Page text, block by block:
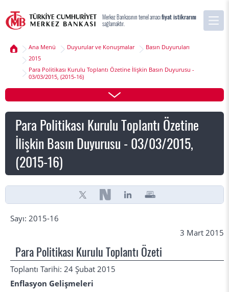
Merkez Bankasının temel amacıfiyat istikrarını
sağlamaktır.
Ana Menü Duyurular ve Konuşmalar
Basın Duyuruları
2015
Para Politikası Kurulu Toplantı Özetine İlişkin Basın Duyurusu -
03/03/2015, (2015-16)
Para Politikası Kurulu Toplantı Özetine
İlişkin Basın Duyurusu - 03/03/2015,
(2015-16)
Sayı: 2015-16
3 Mart 2015
Para Politikası Kurulu Toplantı Özeti
Toplantı Tarihi: 24 Şubat 2015
Enflasyon Gelişmeleri